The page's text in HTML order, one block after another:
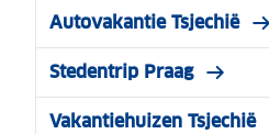
Autovakantie Tsjechië
Stedentrip Praag
Vakantiehuizen Tsjechië